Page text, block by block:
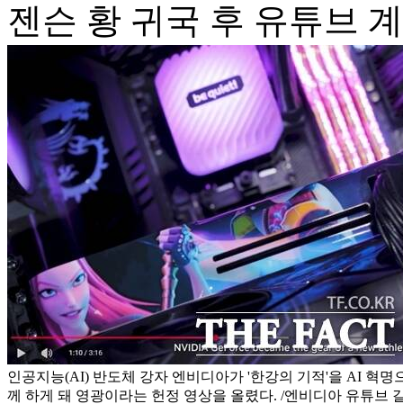
젠슨 황 귀국 후 유튜브
인공지능(AI) 반도체 강자 엔비디아가 '한강의 기적'을 AI 혁명
께 하게 돼 영광이라는 헌정 영상을 올렸다. /엔비디아 유튜브